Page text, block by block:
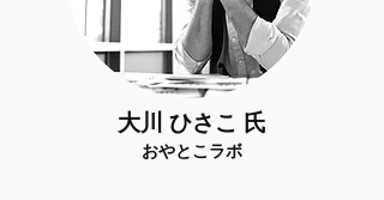
大川 ひさこ 氏
おやとこラボ